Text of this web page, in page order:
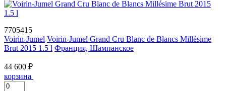
7705415
Voirin-Jumel Voirin-Jumel Grand Cru Blanc de Blancs Millésime
Brut 2015 1.5 l Франция, Шампанское
44 600 ₽
корзина